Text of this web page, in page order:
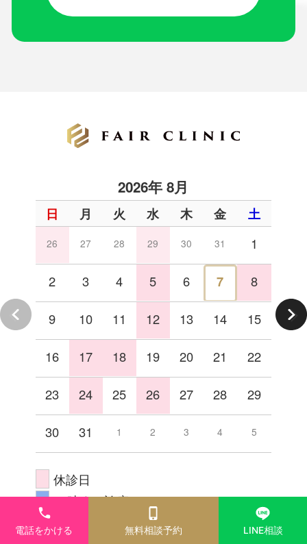
2026年 8月
日 月 火 水 木 金 土
26 27 28 29 30 31 1
2 3 4 5 6 7 8
9 10 11 12 13 14 15
16 17 18 19 20 21 22
23 24 25 26 27 28 29
30 31 1 2 3 4 5
休診日
20時まで診療
電話をかける 無料相談予約 LINE相談